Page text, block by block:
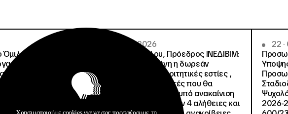
Όμιλος Attica
τους με
Ευρωπαϊκής Κάρτας
02 · 08 · 2026
Άννα Ροκοφύλλου, Πρόεδρος ΙΝΕΔΙΒΙΜ:
Είναι εξασφαλισμένη η δωρεάν
στέγαση σε άλλες φοιτητικές εστίες ,
για όλους τους φοιτητές που θα
μετακινηθούν από την υπό ανακαίνιση
Φοιτητική Εστία Αθηνών 4 αλήθειες και
22
2026-
Χρησιμοποιούμε cookies για να σας προσφέρουμε τη